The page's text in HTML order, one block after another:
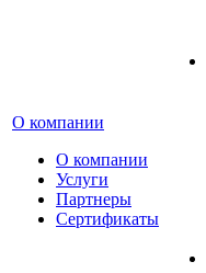
О компании
О компании
Услуги
Партнеры
Сертификаты